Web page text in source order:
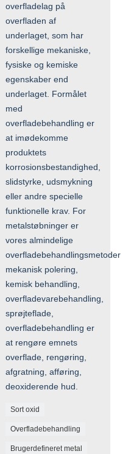
overfladelag på
overfladen af
underlaget, som har
forskellige mekaniske,
fysiske og kemiske
egenskaber end
underlaget. Formålet
med
overfladebehandling er
at imødekomme
produktets
korrosionsbestandighed,
slidstyrke, udsmykning
eller andre specielle
funktionelle krav. For
metalstøbninger er
vores almindelige
overfladebehandlingsmetoder
mekanisk polering,
kemisk behandling,
overfladevarebehandling,
sprøjteflade,
overfladebehandling er
at rengøre emnets
overflade, rengøring,
afgratning, afføring,
deoxiderende hud.
Sort oxid
Overfladebehandling
Brugerdefineret metal